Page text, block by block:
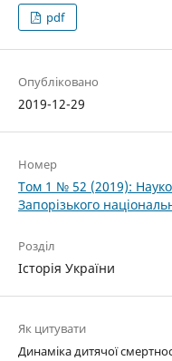
pdf
Опубліковано
2019-12-29
Номер
Том 1 № 52 (2019):
Запорізького
Розділ
Історія України
Як цитувати
Динаміка дитячої